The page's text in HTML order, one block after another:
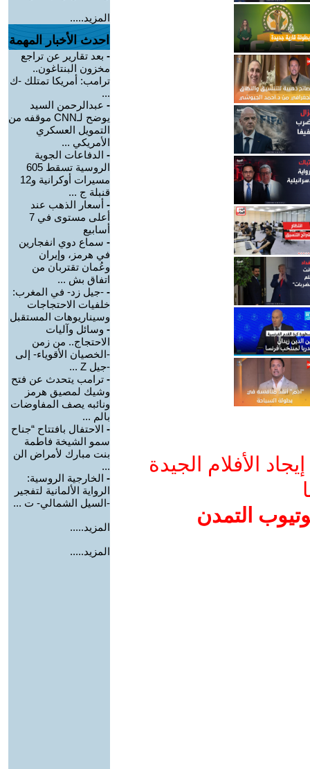
الأفلام الجيدة
التمدن
المزيد.....
احدث الأخبار المهمة
- بعد تقارير عن تراجع
مخزون البنتاغون..
ترامب: أمريكا تمتلك -ك
...
- عبدالرحمن السيد
يوضح لـCNN موقفه من
التمويل العسكري
الأمريكي ...
- الدفاعات الجوية
الروسية تسقط 605
مسيرات أوكرانية و12
قنبلة ج ...
- أسعار الذهب عند
أعلى مستوى في 7
أسابيع
- سماع دوي انفجارين
في هرمز، وإيران
وعُمان تقتربان من
اتفاق بش ...
- -جيل زد- في المغرب:
خلفيات الاحتجاجات
وسيناريوهات المستقبل
- وسائل وآليات
الاحتجاج.. من زمن
-الخصيان الأقوياء- إلى
-جيل Z ...
- ترامب يتحدث عن فتح
وشيك لمصيق هرمز
ونائبه يصف المفاوضات
بالم ...
- الاحتفال بافتتاح “جناح
سمو الشيخة فاطمة
بنت مبارك لأمراض الن
...
- الخارجية الروسية:
الرواية الألمانية لتفجير
-السيل الشمالي- ت ...
المزيد.....
المزيد.....